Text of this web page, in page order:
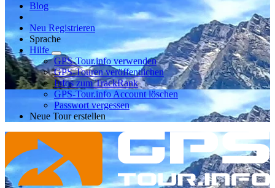
Blog
Neu Registrieren
Sprache
Hilfe
GPS-Tour.info verwenden
GPS-Touren veröffentlichen
Infos zum TrackRank
GPS-Tour.info Account löschen
Passwort vergessen
Neue Tour erstellen